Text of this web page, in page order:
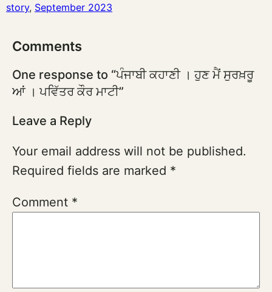
story, September 2023
Comments
One response to “ਪੰਜਾਬੀ ਕਹਾਣੀ । ਹੁਣ ਮੈਂ ਸੁਰਖ਼ਰੂ
ਆਂ । ਪਵਿੱਤਰ ਕੌਰ ਮਾਟੀ”
Leave a Reply
Your email address will not be published.
Required fields are marked *
Comment *